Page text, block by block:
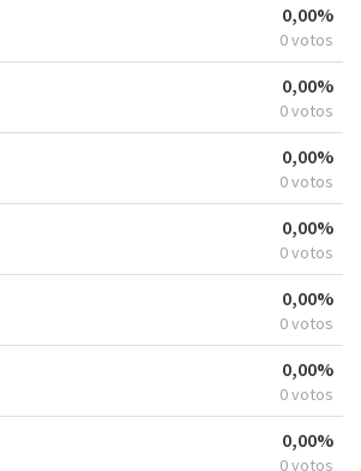
0,00%
0 votos
0,00%
0 votos
0,00%
0 votos
0,00%
0 votos
0,00%
0 votos
0,00%
0 votos
0,00%
0 votos